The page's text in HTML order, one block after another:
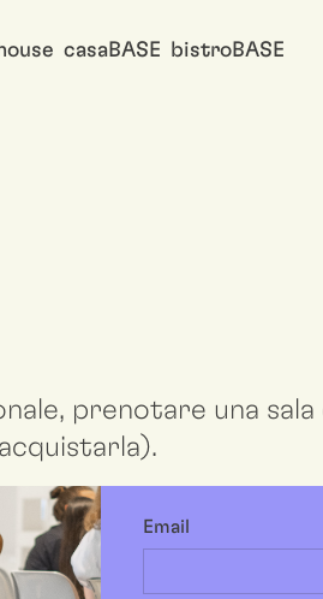
casaBASE bistroBASE
prenotare una sala
Email